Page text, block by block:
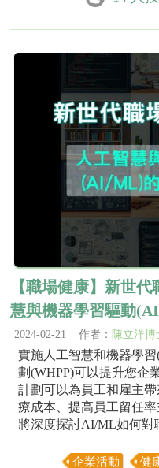
【職場健康】新世
慧與機器學習驅動
2024-02-21 作者： 陳立洋博
實施人工智慧和機器學
劃(WHPP)可以提升您企
計劃可以為員工和雇主
療成本、提高員工留任
將深度探討AI/ML如何對
企業活動 健